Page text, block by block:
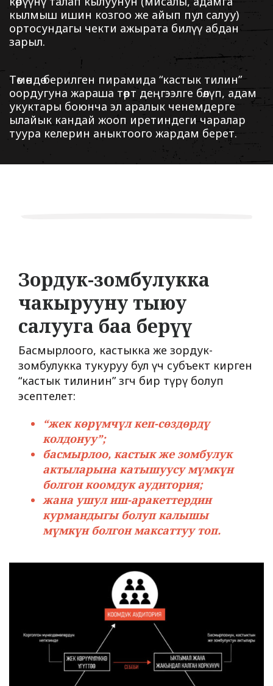
кылмыш ишин козгоо же айып пул салуу)
ортосундагы чекти ажырата билүү абдан
зарыл.
Төмөндө берилген пирамида “кастык тилин”
оордугуна жараша төрт деңгээлге бөлүп, адам
укуктары боюнча эл аралык ченемдерге
ылайык кандай жооп иретиндеги чаралар
туура келерин аныктоого жардам берет.
Зордук-зомбулукка
чакырууну тыюу
салууга баа берүү
Басмырлоого, кастыкка же зордук-
зомбулукка тукуруу бул үч субъект кирген
“кастык тилинин” өзгөчө бир түрү болуп
эсептелет:
“жек көрүмчүл кеп-сөздөрдү
колдонуу”;
басмырлоо, кастык же зомбулук
актыларына катышуусу мүмкүн
болгонкоомдук аудитория;
жана ушул иш-аракеттердин
курмандыгы болуп калышы
мүмкүн болгонмаксаттуу топ.